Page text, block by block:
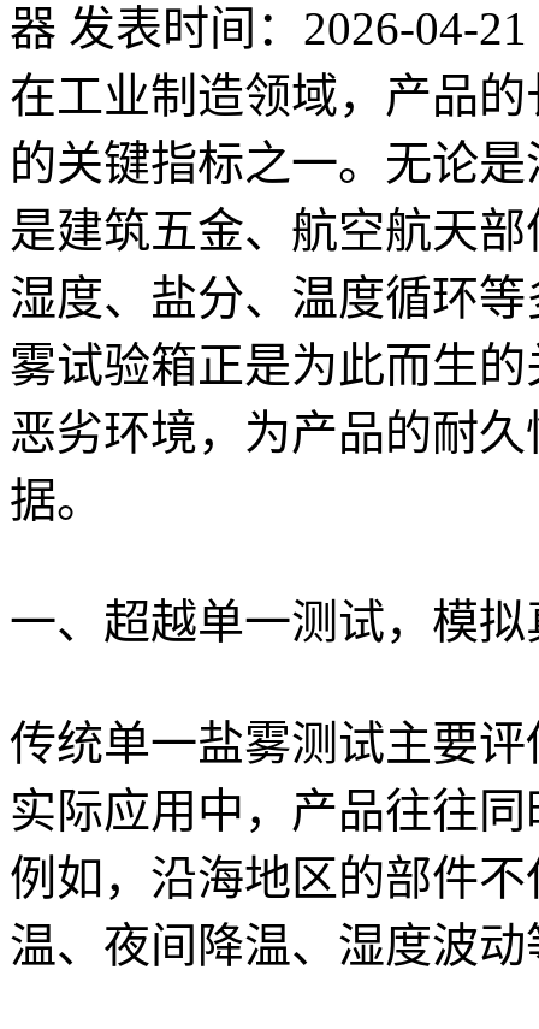
器 发表时间：2026-04-21
在工业制造领域，产品
的关键指标之一。无论
是建筑五金、航空航天
湿度、盐分、温度循环
雾试验箱正是为此而生
恶劣环境，为产品的耐
据。
一、超越单一测试，模
传统单一盐雾测试主要
实际应用中，产品往往
例如，沿海地区的部件
温、夜间降温、湿度波动